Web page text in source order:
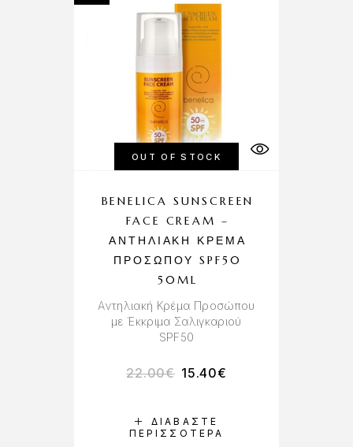
OUT OF STOCK
ΔΙΑΒΆΣΤΕ
ΠΕΡΙΣΣΌΤΕΡΑ
BENELICA SUNSCREEN
FACE CREAM –
ΑΝΤΗΛΙΑΚΉ ΚΡΈΜΑ
ΠΡΟΣΏΠΟΥ SPF50
50ML
Αντηλιακή Κρέμα Προσώπου
με Έκκριμα Σαλιγκαριού
SPF50
22.00€ 15.40€